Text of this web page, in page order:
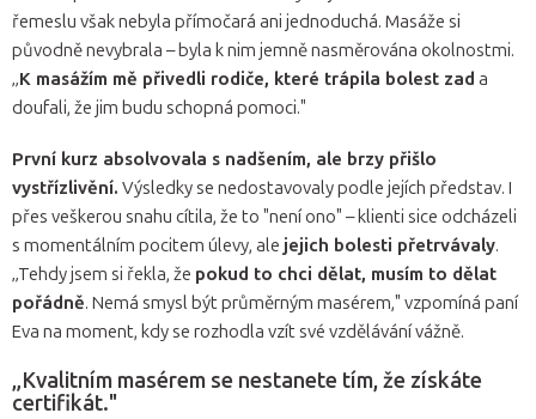
řemeslu však nebyla přímočará ani jednoduchá. Masáže si
původně nevybrala – byla k nim jemně nasměrována okolnostmi.
„K masážím mě přivedli rodiče, které trápila bolest zad a
doufali, že jim budu schopná pomoci."
První kurz absolvovala s nadšením, ale brzy přišlo
vystřízlivění. Výsledky se nedostavovaly podle jejích představ. I
přes veškerou snahu cítila, že to "není ono" – klienti sice odcházeli
s momentálním pocitem úlevy, ale jejich bolesti přetrvávaly.
„Tehdy jsem si řekla, že pokud to chci dělat, musím to dělat
pořádně. Nemá smysl být průměrným masérem," vzpomíná paní
Eva na moment, kdy se rozhodla vzít své vzdělávání vážně.
„Kvalitním masérem se nestanete tím, že získáte
certifikát."